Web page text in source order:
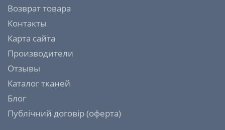
Возврат товара
Контакты
Карта сайта
Производители
Отзывы
Каталог тканей
Блог
Публічний договір (оферта)